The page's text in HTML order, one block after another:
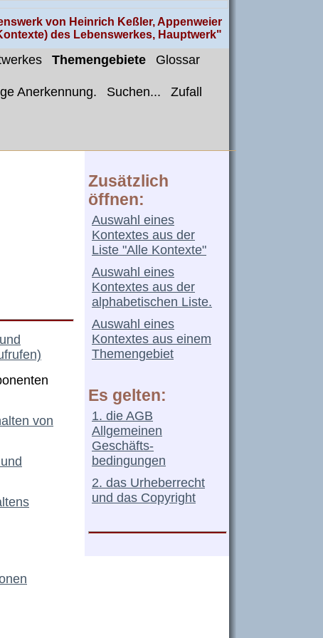
von Heinrich Keßler, Appenweier
des Lebenswerkes, Hauptwerk"
Themengebiete Glossar
Anerkennung. Suchen... Zufall
von
Zusätzlich
öffnen:
Auswahl eines
Kontextes aus der
Liste "Alle Kontexte"
Auswahl eines
Kontextes aus der
alphabetischen Liste.
Auswahl eines
Kontextes aus einem
Themengebiet
Es gelten:
1. die AGB
Allgemeinen
Geschäfts-
bedingungen
2. das Urheberrecht
und das Copyright